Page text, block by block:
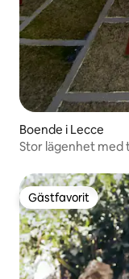
Boende i Lecce
Stor lägenhet med
Gästfavorit
Gästfavorit